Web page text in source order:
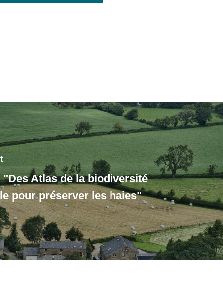
"Des Atlas de la biodiversité
pour préserver les haies"